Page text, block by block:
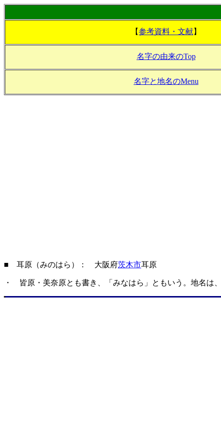
【参考資料・文献】
名字の由来のTop
名字と地名のMenu
■ 耳原（みのはら）： 大阪府茨木市耳原
・ 皆原・美奈原とも書き、「みなはら」ともいう。地名は